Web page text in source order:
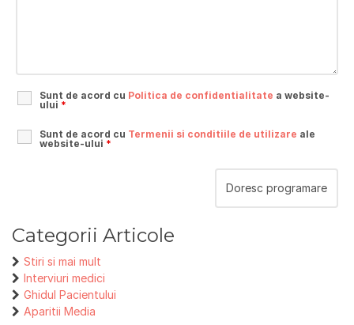
Sunt de acord cu Politica de confidentialitate a website-
ului *
Sunt de acord cu Termenii si conditiile de utilizare ale
website-ului *
Categorii Articole
Stiri si mai mult
Interviuri medici
Ghidul Pacientului
Aparitii Media